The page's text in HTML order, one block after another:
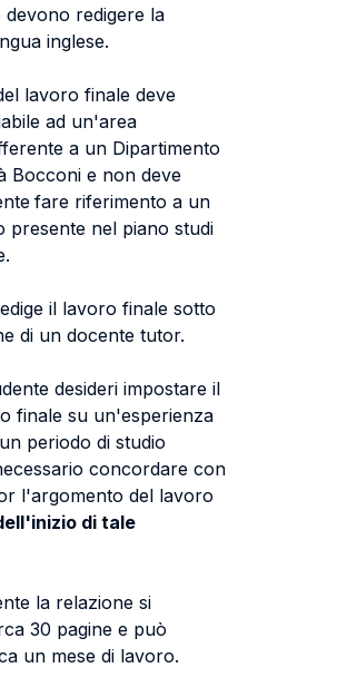
devono redigere la
inglese.
lavoro finale deve
ad un'area
a un Dipartimento
Bocconi e non deve
fare riferimento a un
presente nel piano studi
il lavoro finale sotto
di un docente tutor.
desideri impostare il
finale su un'esperienza
periodo di studio
concordare con
l'argomento del lavoro
di tale
la relazione si
30 pagine e può
un mese di lavoro.